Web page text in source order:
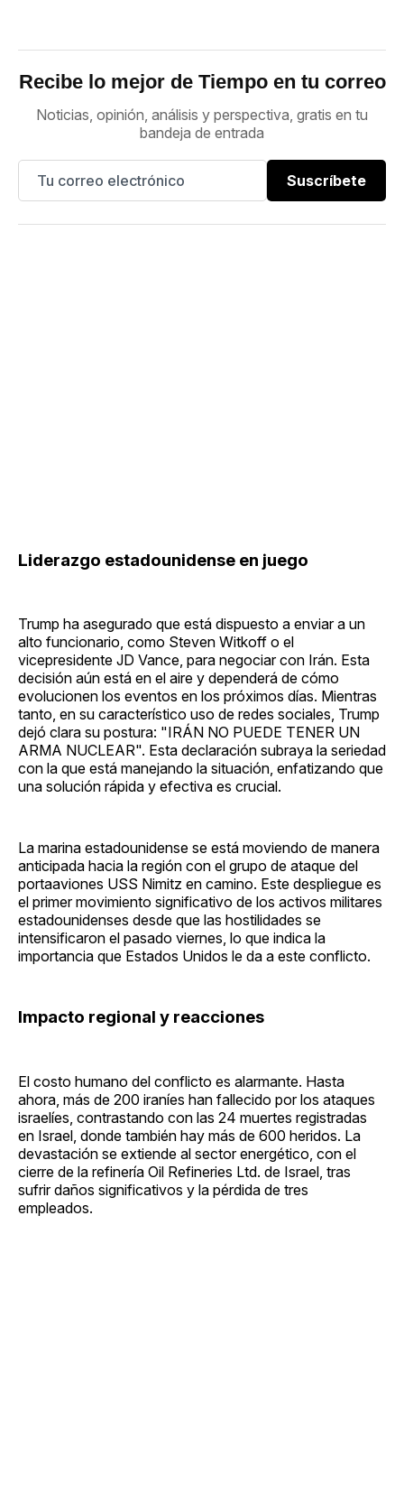
Recibe lo mejor de Tiempo en tu correo
Noticias, opinión, análisis y perspectiva, gratis en tu
bandeja de entrada
Suscríbete
Liderazgo estadounidense en juego
Trump ha asegurado que está dispuesto a enviar a un
alto funcionario, como Steven Witkoff o el
vicepresidente JD Vance, para negociar con Irán. Esta
decisión aún está en el aire y dependerá de cómo
evolucionen los eventos en los próximos días. Mientras
tanto, en su característico uso de redes sociales, Trump
dejó clara su postura: "IRÁN NO PUEDE TENER UN
ARMA NUCLEAR". Esta declaración subraya la seriedad
con la que está manejando la situación, enfatizando que
una solución rápida y efectiva es crucial.
La marina estadounidense se está moviendo de manera
anticipada hacia la región con el grupo de ataque del
portaaviones USS Nimitz en camino. Este despliegue es
el primer movimiento significativo de los activos militares
estadounidenses desde que las hostilidades se
intensificaron el pasado viernes, lo que indica la
importancia que Estados Unidos le da a este conflicto.
Impacto regional y reacciones
El costo humano del conflicto es alarmante. Hasta
ahora, más de 200 iraníes han fallecido por los ataques
israelíes, contrastando con las 24 muertes registradas
en Israel, donde también hay más de 600 heridos. La
devastación se extiende al sector energético, con el
cierre de la refinería Oil Refineries Ltd. de Israel, tras
sufrir daños significativos y la pérdida de tres
empleados.